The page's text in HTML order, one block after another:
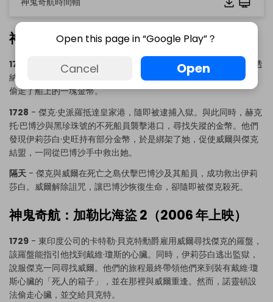
神鬼奇航：鬼盜船魔咒（2003 年上映）
1720
- 第一部電影揭開了海盜統治海洋的獨特世界。故事從威爾·透
納開始，他在黑珍珠號被摧毀後，被魏勒比·史旺救起。然而，透納
偷走了船上的一塊金幣。
1728 - 傑克·史派羅抵達皇家港，隨即被逮捕入獄。與此同時，赫克
托·巴博沙與黑珍珠號的不死船員襲擊港口，尋找失蹤的金幣。他們
發現伊莉莎白·史旺持有部分金幣，於是綁架了她，促使威爾與傑克
結盟，一同從巴博沙手中救出她。
隔天 - 傑克與威爾在死亡之島伏擊巴博沙及其船員，成功救出伊莉
莎白。威爾解除詛咒，讓巴博沙恢復生命，卻隨即被傑克殺死。
神鬼奇航：加勒比海盜 2（2006 年上映）
1729 - 東印度公司的卡特勒·貝克特勳爵雇用威爾尋找傑克的羅盤，
該羅盤能指引他找到戴維·瓊斯的心臟。同時，伊莉莎白逃出監獄，
說服傑克一同尋找威爾。他們的旅程最終帶領他們來到裝有戴維·瓊
斯心臟的「死人的箱子」，並在那裡與威爾重逢。然而，諾靈頓設
法偷走心臟，並交給貝克特。
Open this page in “Google Play”？
Cancel Open